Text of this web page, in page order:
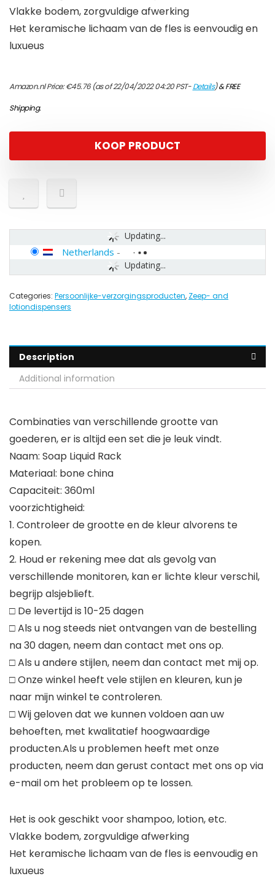
Vlakke bodem, zorgvuldige afwerking
Het keramische lichaam van de fles is eenvoudig en
luxueus
Amazon.nl Price:€45.76(as of 22/04/2022 04:20 PST-Details)&FREE
Shipping.
KOOP PRODUCT
Updating...
Updating...
Netherlands -
Categories: Persoonlijke-verzorgingsproducten, Zeep- and
lotiondispensers
Description
Additional information
Combinaties van verschillende grootte van
goederen, er is altijd een set die je leuk vindt.
Naam: Soap Liquid Rack
Materiaal: bone china
Capaciteit: 360ml
voorzichtigheid:
1. Controleer de grootte en de kleur alvorens te
kopen.
2. Houd er rekening mee dat als gevolg van
verschillende monitoren, kan er lichte kleur verschil,
begrijp alsjeblieft.
□ De levertijd is 10-25 dagen
□ Als u nog steeds niet ontvangen van de bestelling
na 30 dagen, neem dan contact met ons op.
□ Als u andere stijlen, neem dan contact met mij op.
□ Onze winkel heeft vele stijlen en kleuren, kun je
naar mijn winkel te controleren.
□ Wij geloven dat we kunnen voldoen aan uw
behoeften, met kwalitatief hoogwaardige
producten.Als u problemen heeft met onze
producten, neem dan gerust contact met ons op via
e-mail om het probleem op te lossen.
Het is ook geschikt voor shampoo, lotion, etc.
Vlakke bodem, zorgvuldige afwerking
Het keramische lichaam van de fles is eenvoudig en
luxueus